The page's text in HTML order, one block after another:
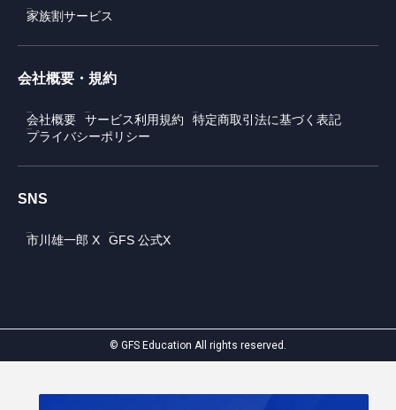
家族割サービス
会社概要・規約
会社概要 サービス利用規約
特定商取引法に基づく表記
プライバシーポリシー
SNS
市川雄一郎 X GFS 公式X
© GFS Education All rights reserved.